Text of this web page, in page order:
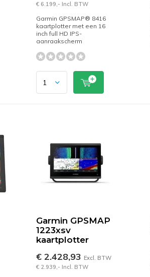
€ 6.199,- Incl. BTW
Garmin GPSMAP® 8416
kaartplotter met een 16
inch full HD IPS-
aanraakscherm
Garmin GPSMAP
1223xsv
kaartplotter
€ 2.428,93 Excl. BTW
€ 2.939,- Incl. BTW